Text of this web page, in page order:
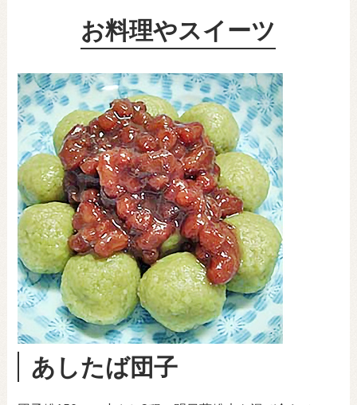
お料理やスイーツ
あしたば団子